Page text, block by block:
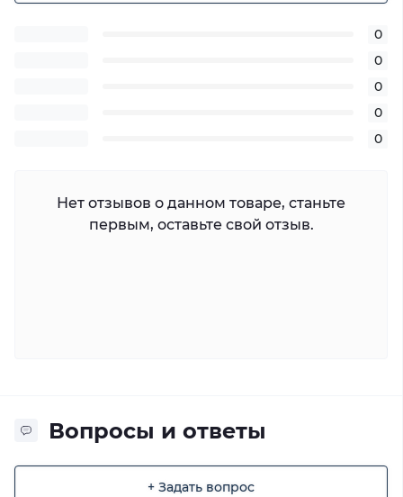
0
0
0
0
0
Нет отзывов о данном товаре, станьте
первым, оставьте свой отзыв.
Вопросы и ответы
+ Задать вопрос